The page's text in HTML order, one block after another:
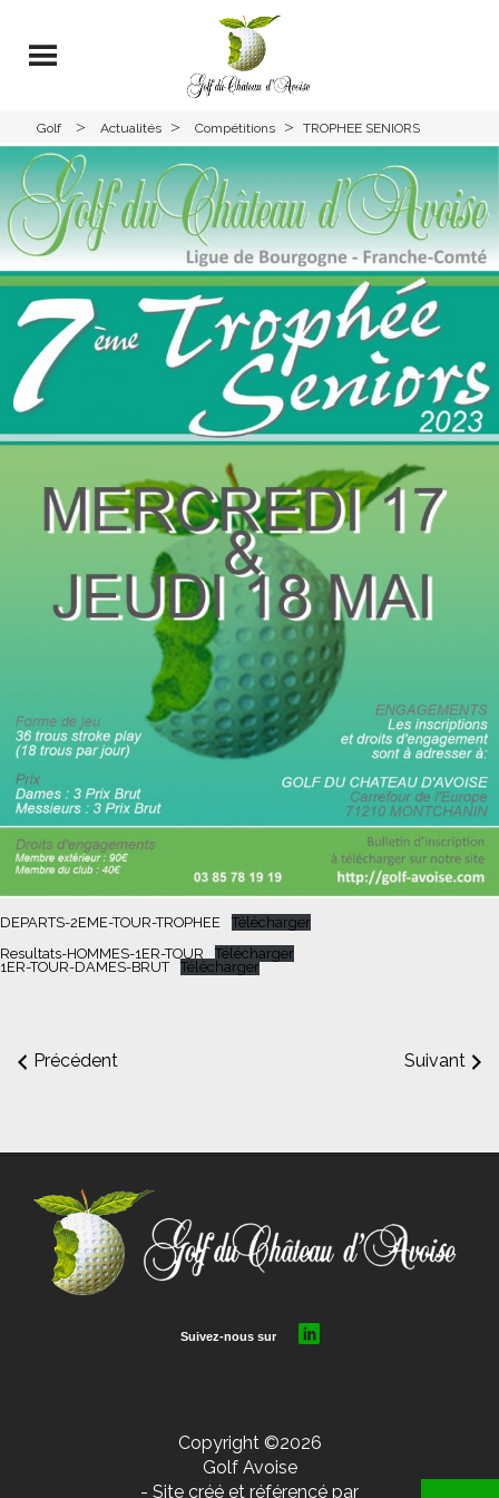
Golf
Avoise
> Actualités > Compétitions > TROPHEE SENIORS
CHATEAU D’AVOISE – 17/18
MAI 2023 – Départs 2ème
Tour – Jeudi 18 Mai 2023 –
Et Résultats 1er Tour
DEPARTS-2EME-TOUR-TROPHEE
Télécharger
Resultats-HOMMES-1ER-TOUR
Télécharger
1ER-TOUR-DAMES-BRUT
Télécharger
Précédent Suivant
Copyright ©2026
Golf Avoise
- Site créé et référencé par